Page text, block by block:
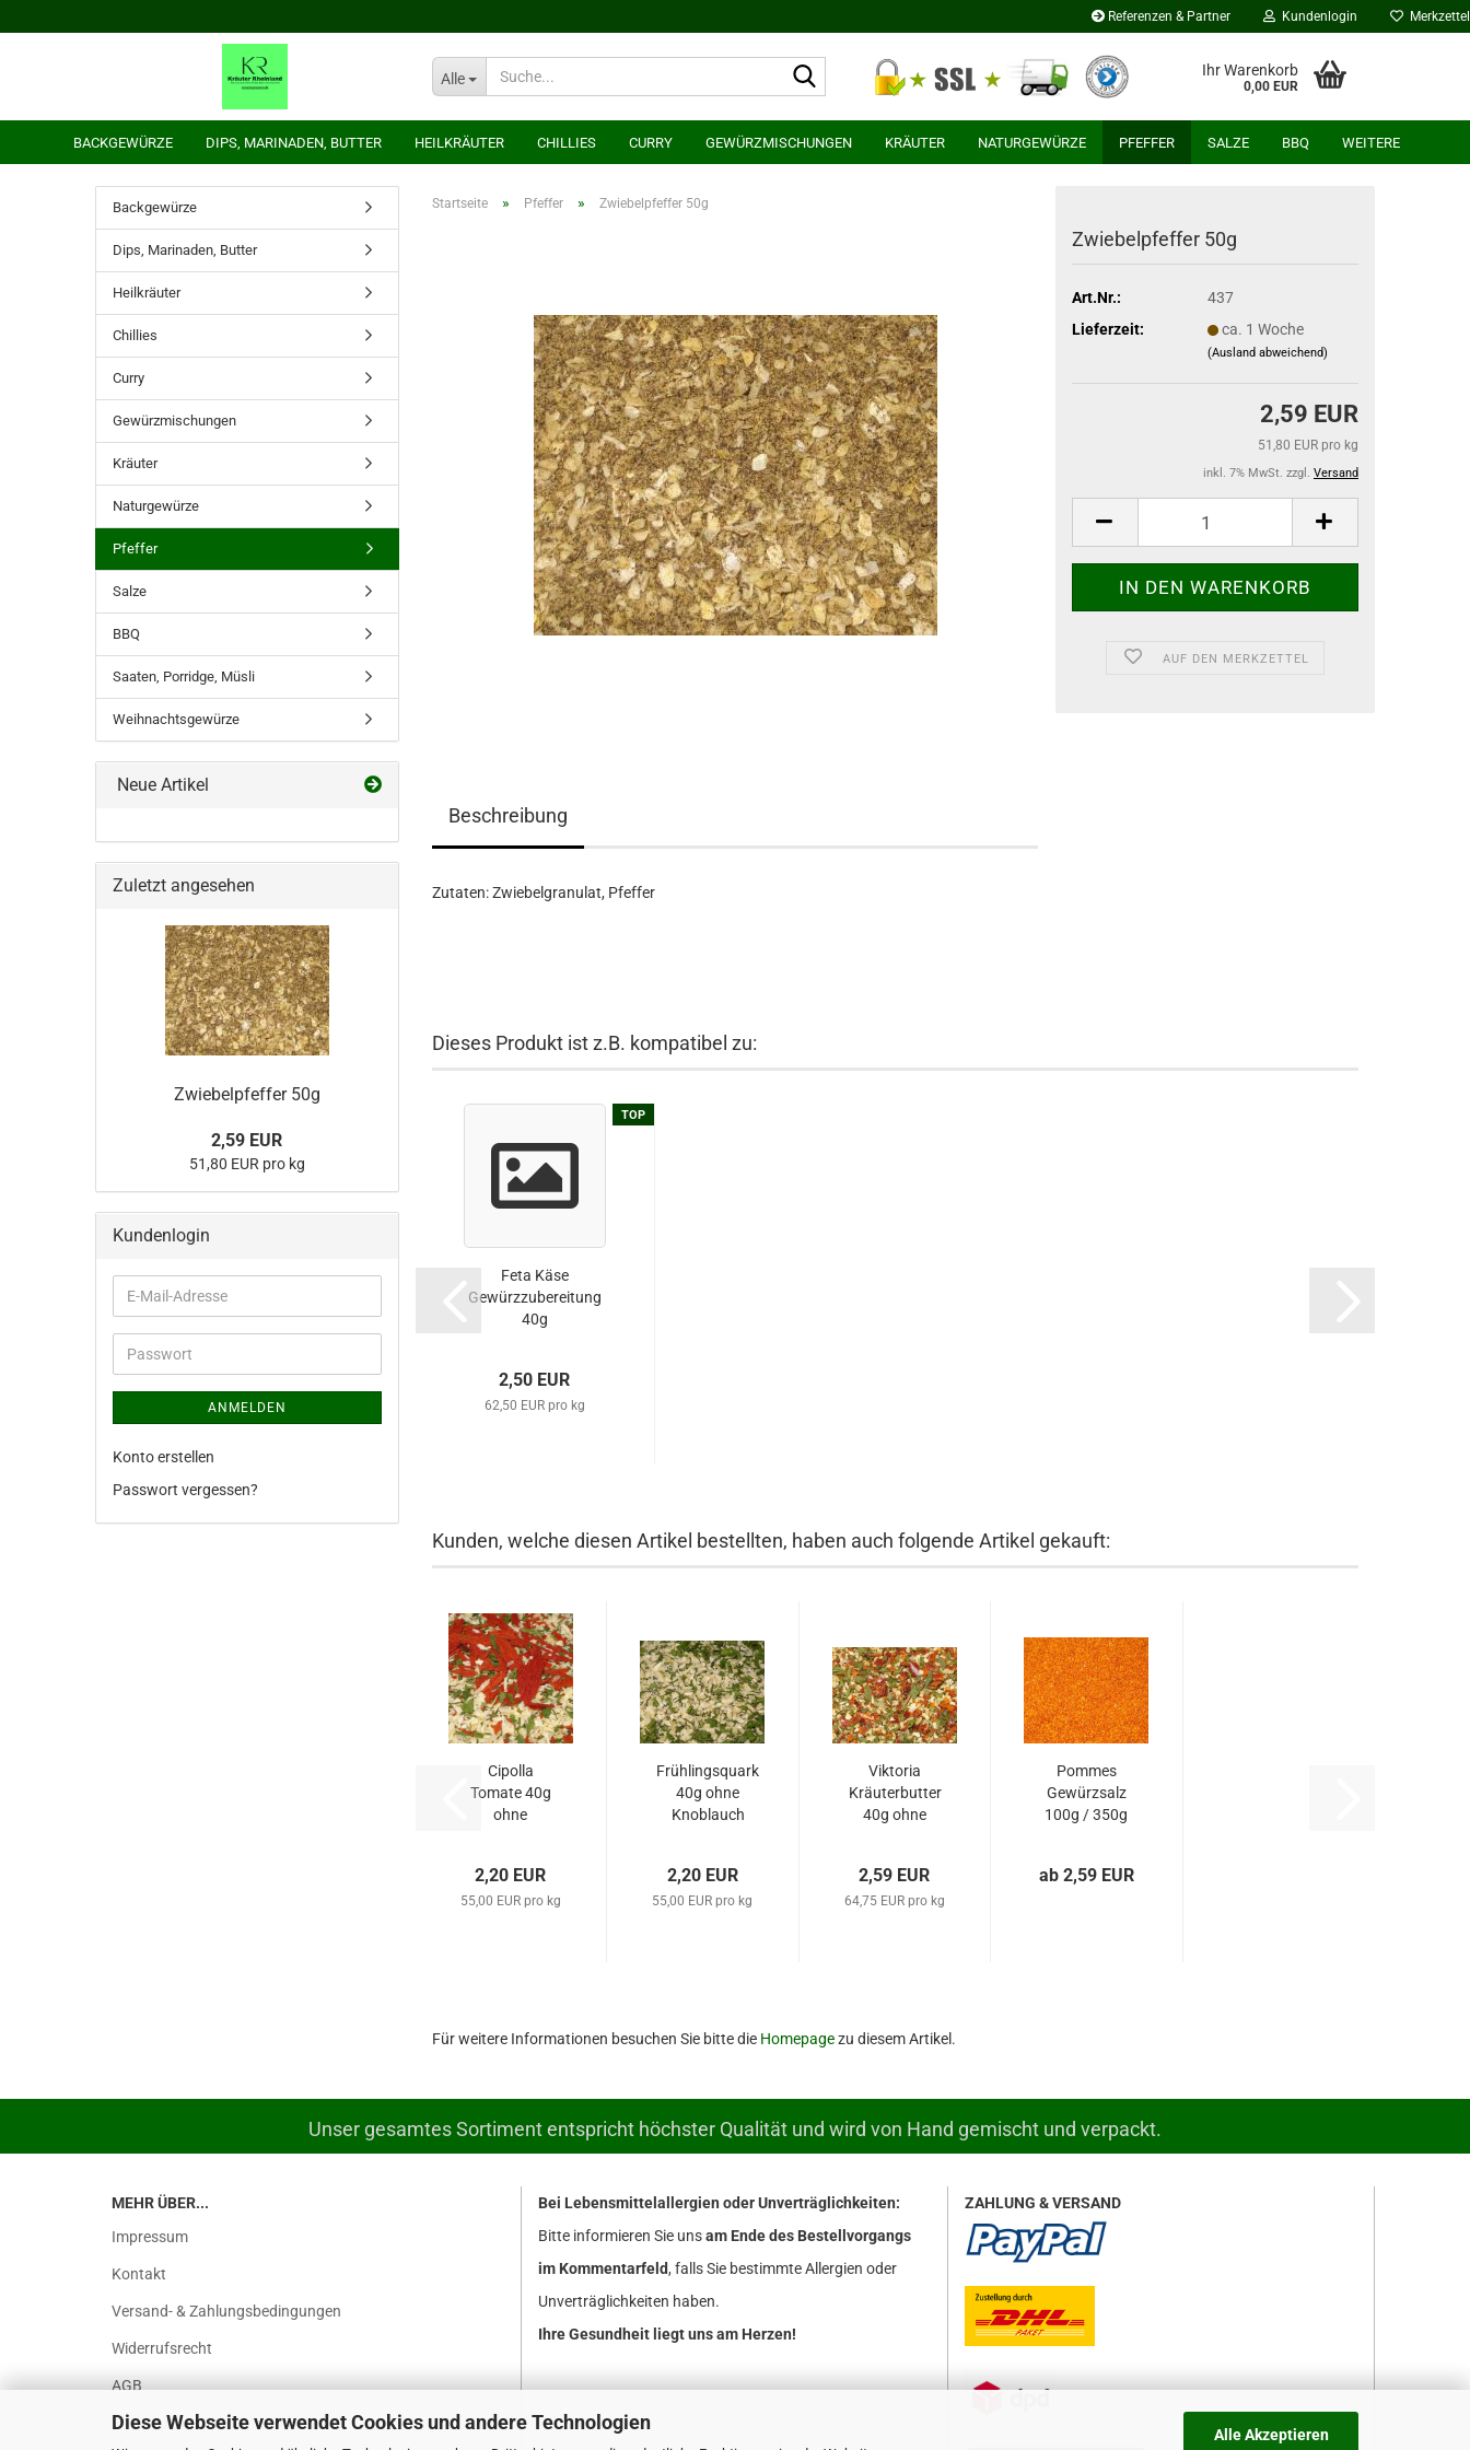
Diese Webseite verwendet Cookies und andere Technologien
Alle Akzeptieren
Referenzen & Partner Kundenlogin Merkzettel
Alle
Suche... Ihr Warenkorb
0,00 EUR
BACKGEWÜRZE DIPS, MARINADEN, BUTTER HEILKRÄUTER CHILLIES CURRY GEWÜRZMISCHUNGEN KRÄUTER NATURGEWÜRZE PFEFFER SALZE BBQ WEITERE
Startseite » Pfeffer » Zwiebelpfeffer 50g
Zwiebelpfeffer 50g
Art.Nr.:
437
Lieferzeit:
ca. 1 Woche
(Ausland abweichend)
2,59 EUR
51,80 EUR pro kg
inkl. 7% MwSt. zzgl. Versand
AUF DEN MERKZETTEL
Beschreibung
Zutaten: Zwiebelgranulat, Pfeffer
Dieses Produkt ist z.B. kompatibel zu:
TOP
Feta Käse
Gewürzzubereitung
40g
2,50 EUR
62,50 EUR pro kg
Kunden, welche diesen Artikel bestellten, haben auch folgende Artikel gekauft:
Cipolla
Tomate 40g
ohne
2,20 EUR
55,00 EUR pro kg
Frühlingsquark
40g ohne
Knoblauch
2,20 EUR
55,00 EUR pro kg
Viktoria
Kräuterbutter
40g ohne
2,59 EUR
64,75 EUR pro kg
Pommes
Gewürzsalz
100g / 350g
ab 2,59 EUR
Für weitere Informationen besuchen Sie bitte die Homepagezu diesem Artikel.
Backgewürze
Dips, Marinaden, Butter
Heilkräuter
Chillies
Curry
Gewürzmischungen
Kräuter
Naturgewürze
Pfeffer
Salze
BBQ
Saaten, Porridge, Müsli
Weihnachtsgewürze
Neue Artikel
Zuletzt angesehen
Zwiebelpfeffer 50g
2,59 EUR
51,80 EUR pro kg
Kundenlogin
E-
Mail-
Adresse
Passwort
ANMELDEN
Konto erstellen
Passwort vergessen?
Unser gesamtes Sortiment entspricht höchster Qualität und wird von Hand gemischt und verpackt.
MEHR ÜBER...
Impressum
Kontakt
Versand- & Zahlungsbedingungen
Widerrufsrecht
AGB
Privatsphäre und Datenschutz
Bei Lebensmittelallergien oder Unverträglichkeiten:
Bitte informieren Sie unsam Ende des Bestellvorgangs
im Kommentarfeld, falls Sie bestimmte Allergien oder
Unverträglichkeiten haben.
Ihre Gesundheit liegt uns am Herzen!
ZAHLUNG & VERSAND